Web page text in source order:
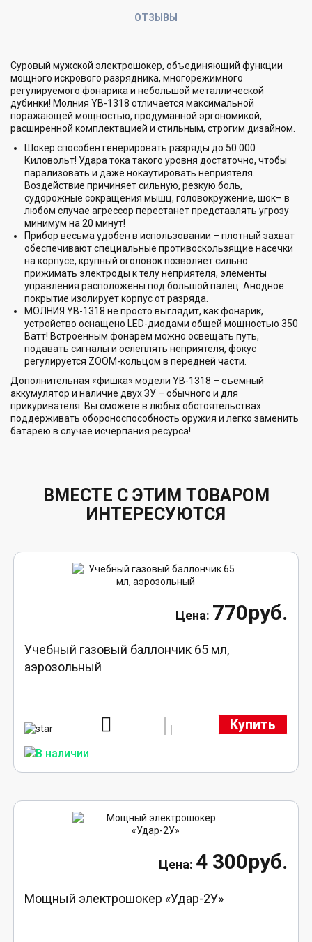
ОТЗЫВЫ
Суровый мужской электрошокер, объединяющий функции
мощного искрового разрядника, многорежимного
регулируемого фонарика и небольшой металлической
дубинки! Молния YB-1318 отличается максимальной
поражающей мощностью, продуманной эргономикой,
расширенной комплектацией и стильным, строгим дизайном.
Шокер способен генерировать разряды до 50 000
Киловольт! Удара тока такого уровня достаточно, чтобы
парализовать и даже нокаутировать неприятеля.
Воздействие причиняет сильную, резкую боль,
судорожные сокращения мышц, головокружение, шок– в
любом случае агрессор перестанет представлять угрозу
минимум на 20 минут!
Прибор весьма удобен в использовании – плотный захват
обеспечивают специальные противоскользящие насечки
на корпусе, крупный оголовок позволяет сильно
прижимать электроды к телу неприятеля, элементы
управления расположены под большой палец. Анодное
покрытие изолирует корпус от разряда.
МОЛНИЯ YB-1318 не просто выглядит, как фонарик,
устройство оснащено LED-диодами общей мощностью 350
Ватт! Встроенным фонарем можно освещать путь,
подавать сигналы и ослеплять неприятеля, фокус
регулируется ZOOM-кольцом в передней части.
Дополнительная «фишка» модели YB-1318 – съемный
аккумулятор и наличие двух ЗУ – обычного и для
прикуривателя. Вы сможете в любых обстоятельствах
поддерживать обороноспособность оружия и легко заменить
батарею в случае исчерпания ресурса!
ВМЕСТЕ С ЭТИМ ТОВАРОМ
ИНТЕРЕСУЮТСЯ
770руб.
Учебный газовый баллончик 65 мл,
аэрозольный
Купить
4 300руб.
Мощный электрошокер «Удар-2У»